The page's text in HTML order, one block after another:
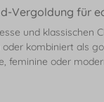
Vergoldung für
und
kombiniert als
feminine oder